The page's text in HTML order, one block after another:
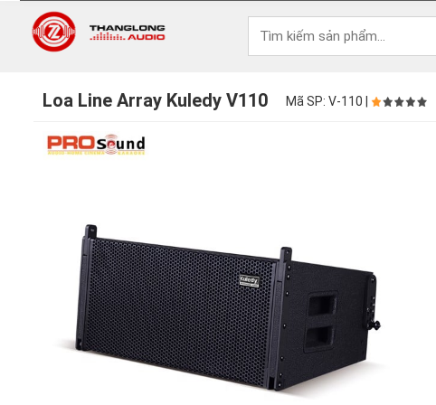
Loa Line Array Kuledy V110 Mã SP: V-110 |